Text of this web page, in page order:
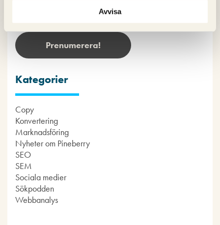
Avvisa
Kategorier
Copy
Konvertering
Marknadsföring
Nyheter om Pineberry
SEO
SEM
Sociala medier
Sökpodden
Webbanalys